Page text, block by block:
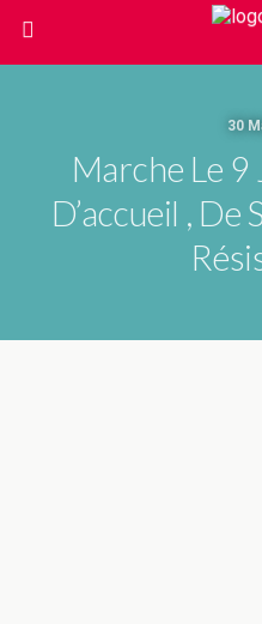
30
Marche Le 9
D’accueil ,